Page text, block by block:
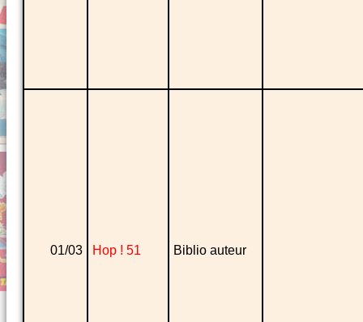
01/03 Hop ! 51 Biblio auteur